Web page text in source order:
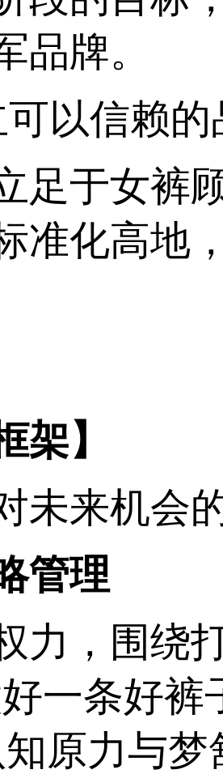
品牌。
以信赖
足于女裤
准化高地
架】
未来机会
管理
力，围绕
一条好裤
知原力与